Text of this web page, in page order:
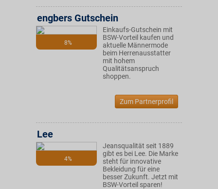
8%
engbers Gutschein
Einkaufs-Gutschein mit
BSW-Vorteil kaufen und
aktuelle Männermode
beim Herrenausstatter
mit hohem
Qualitätsanspruch
shoppen.
Zum Partnerprofil
4%
Lee
Jeansqualität seit 1889
gibt es bei Lee. Die Marke
steht für innovative
Bekleidung für eine
besser Zukunft. Jetzt mit
BSW-Vorteil sparen!